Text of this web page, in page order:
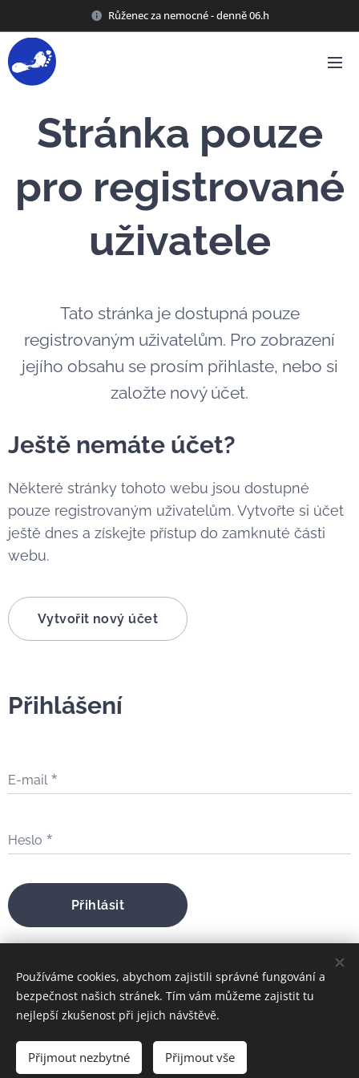
Růženec za nemocné - denně 06.h
Stránka pouze
pro registrované
uživatele
Tato stránka je dostupná pouze
registrovaným uživatelům. Pro zobrazení
jejího obsahu se prosím přihlaste, nebo si
založte nový účet.
Ještě nemáte účet?
Některé stránky tohoto webu jsou dostupné
pouze registrovaným uživatelům. Vytvořte si účet
ještě dnes a získejte přístup do zamknuté části
webu.
Vytvořit nový účet
Přihlášení
E-mail
Heslo
Přihlásit
bratrfilip@gmail.com
FILIP MARIA ŠTOJDL
Používáme cookies, abychom zajistili správné fungování a
bezpečnost našich stránek. Tím vám můžeme zajistit tu
nejlepší zkušenost při jejich návštěvě.
Přijmout nezbytné Přijmout vše